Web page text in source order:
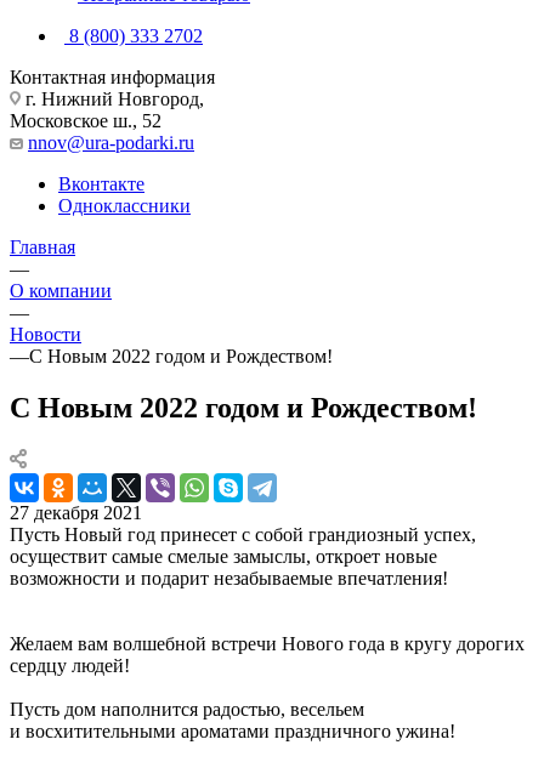
8 (800) 333 2702
Контактная информация
г. Нижний Новгород,
Московское ш., 52
nnov@ura-podarki.ru
Вконтакте
Одноклассники
Главная
—
О компании
—
Новости
—С Новым 2022 годом и Рождеством!
С Новым 2022 годом и Рождеством!
27 декабря 2021
Пусть Новый год принесет с собой грандиозный успех,
осуществит самые смелые замыслы, откроет новые
возможности и подарит незабываемые впечатления!
Желаем вам волшебной встречи Нового года в кругу дорогих
сердцу людей!
Пусть дом наполнится радостью, весельем
и восхитительными ароматами праздничного ужина!